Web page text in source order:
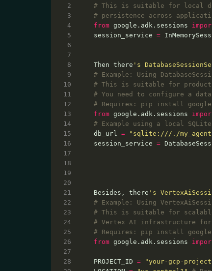
# This is suitable for local
# persistence across
from google.adk.sessions
session_service =
Then there 's
# Example: Using
# This is suitable for
# You need to configure a
# Requires: pip install
from google.adk.sessions
# Example using a local
db_url =
"sqlite:///./
session_service =
Besides, there 's
# Example: Using
# This is suitable for
# Vertex AI infrastructure for
# Requires: pip install
from google.adk.sessions
PROJECT_ID = "your-gcp-